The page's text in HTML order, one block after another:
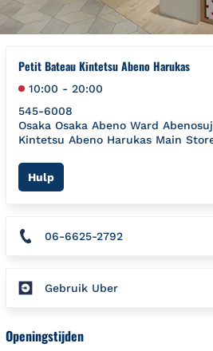
Petit Bateau Kintetsu Abeno Harukas
10:00 - 20:00
545-6008
Osaka Osaka Abeno Ward
Kintetsu Abeno Harukas Main
HulpLink Opens in New Tab
06-6625-2792
Gebruik Uber
Openingstijden